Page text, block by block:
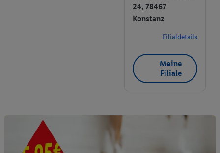
24, 78467
Konstanz
Filialdetails
Meine
Filiale